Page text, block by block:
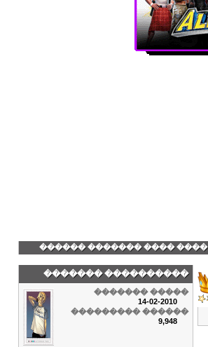
���� ���� ������� ������
���������� �������
����� �������
14-02-2010
������ ���������
9,948